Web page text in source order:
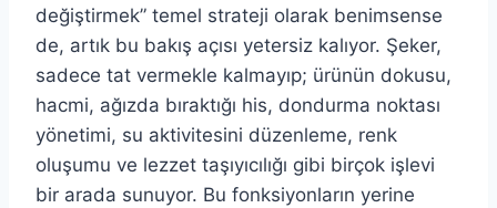
değiştirmek” temel strateji olarak benimsense
de, artık bu bakış açısı yetersiz kalıyor. Şeker,
sadece tat vermekle kalmayıp; ürünün dokusu,
hacmi, ağızda bıraktığı his, dondurma noktası
yönetimi, su aktivitesini düzenleme, renk
oluşumu ve lezzet taşıyıcılığı gibi birçok işlevi
bir arada sunuyor. Bu fonksiyonların yerine